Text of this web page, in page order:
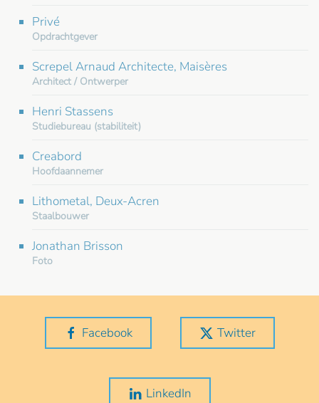
Privé
Opdrachtgever
Screpel Arnaud Architecte, Maisères
Architect / Ontwerper
Henri Stassens
Studiebureau (stabiliteit)
Creabord
Hoofdaannemer
Lithometal, Deux-Acren
Staalbouwer
Jonathan Brisson
Foto
Facebook Twitter
LinkedIn